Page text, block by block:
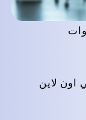
اون لاين